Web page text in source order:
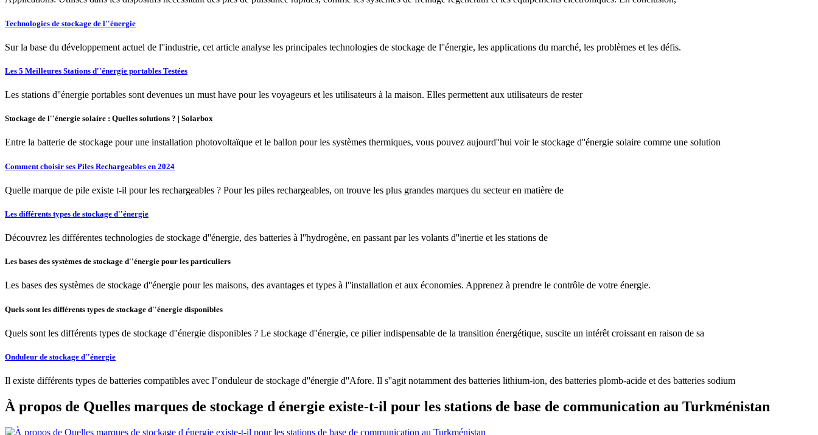
Technologies de stockage de l''énergie
Sur la base du développement actuel de l''industrie, cet article analyse les principales technologies de stockage de l''énergie, les applications du marché, les problèmes et les défis.
Les 5 Meilleures Stations d''énergie portables Testées
Les stations d''énergie portables sont devenues un must have pour les voyageurs et les utilisateurs à la maison. Elles permettent aux utilisateurs de rester
Stockage de l''énergie solaire : Quelles solutions ? | Solarbox
Entre la batterie de stockage pour une installation photovoltaïque et le ballon pour les systèmes thermiques, vous pouvez aujourd''hui voir le stockage d''énergie solaire comme une solution
Comment choisir ses Piles Rechargeables en 2024
Quelle marque de pile existe t-il pour les rechargeables ? Pour les piles rechargeables, on trouve les plus grandes marques du secteur en matière de
Les différents types de stockage d''énergie
Découvrez les différentes technologies de stockage d''énergie, des batteries à l''hydrogène, en passant par les volants d''inertie et les stations de
Les bases des systèmes de stockage d''énergie pour les particuliers
Les bases des systèmes de stockage d''énergie pour les maisons, des avantages et types à l''installation et aux économies. Apprenez à prendre le contrôle de votre énergie.
Quels sont les différents types de stockage d''énergie disponibles
Quels sont les différents types de stockage d''énergie disponibles ? Le stockage d''énergie, ce pilier indispensable de la transition énergétique, suscite un intérêt croissant en raison de sa
Onduleur de stockage d''énergie
Il existe différents types de batteries compatibles avec l''onduleur de stockage d''énergie d''Afore. Il s''agit notamment des batteries lithium-ion, des batteries plomb-acide et des batteries sodium
À propos de Quelles marques de stockage d énergie existe-t-il pour les stations de base de communication au Turkménistan